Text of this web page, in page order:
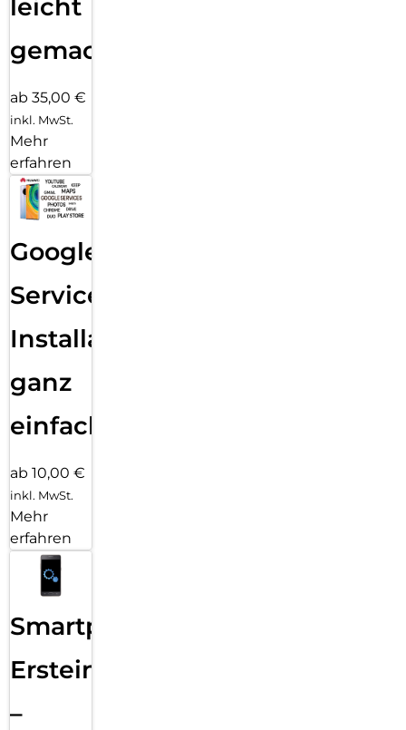
leicht
gemacht!
ab 35,00 €
inkl. MwSt.
Mehr
erfahren
Google
Services
Installation
ganz
einfach
ab 10,00 €
inkl. MwSt.
Mehr
erfahren
Smartphone
Ersteinrichtung
–